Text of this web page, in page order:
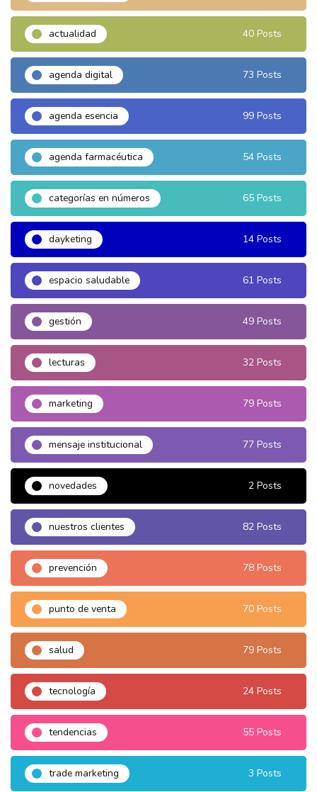
actualidad 40 Posts
agenda digital 73 Posts
agenda esencia 99 Posts
agenda farmacéutica 54 Posts
categorías en números 65 Posts
dayketing 14 Posts
espacio saludable 61 Posts
gestión 49 Posts
lecturas 32 Posts
marketing 79 Posts
mensaje institucional 77 Posts
novedades 2 Posts
nuestros clientes 82 Posts
prevención 78 Posts
punto de venta 70 Posts
salud 79 Posts
tecnología 24 Posts
tendencias 55 Posts
trade marketing 3 Posts